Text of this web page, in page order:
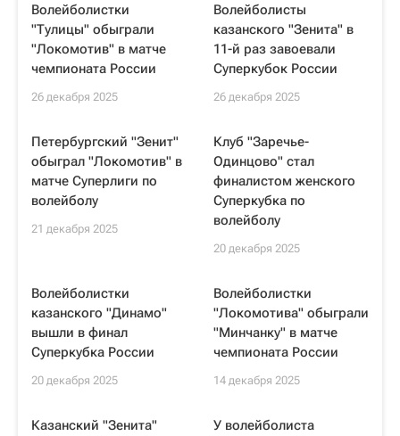
Волейболистки
"Тулицы" обыграли
"Локомотив" в матче
чемпионата России
26 декабря 2025
Волейболисты
казанского "Зенита" в
11-й раз завоевали
Суперкубок России
26 декабря 2025
Петербургский "Зенит"
обыграл "Локомотив" в
матче Суперлиги по
волейболу
21 декабря 2025
Клуб "Заречье-
Одинцово" стал
финалистом женского
Суперкубка по
волейболу
20 декабря 2025
Волейболистки
казанского "Динамо"
вышли в финал
Суперкубка России
20 декабря 2025
Волейболистки
"Локомотива" обыграли
"Минчанку" в матче
чемпионата России
14 декабря 2025
Казанский "Зенита"
У волейболиста